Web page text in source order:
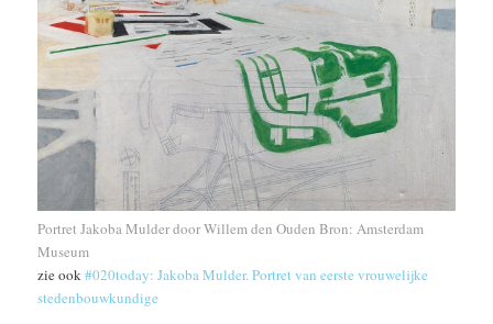
Portret Jakoba Mulder door Willem den Ouden Bron: Amsterdam
Museum
zie ook#020today: Jakoba Mulder. Portret van eerste vrouwelijke
stedenbouwkundige